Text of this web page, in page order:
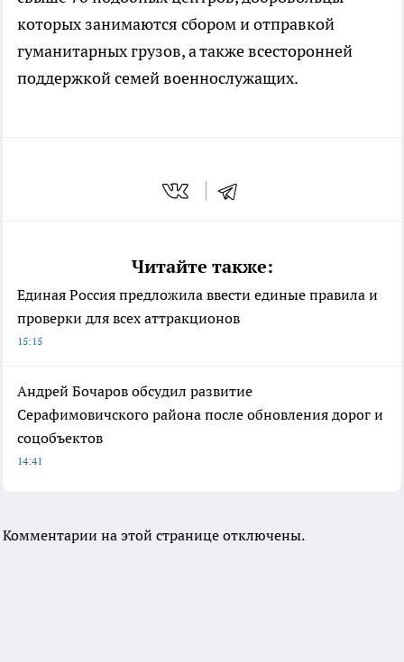
которых занимаются сбором и отправкой
гуманитарных грузов, а также всесторонней
поддержкой семей военнослужащих.
Читайте также:
Единая Россия предложила ввести единые правила и
проверки для всех аттракционов
15:15
Андрей Бочаров обсудил развитие
Серафимовичского района после обновления дорог и
соцобъектов
14:41
Комментарии на этой странице отключены.